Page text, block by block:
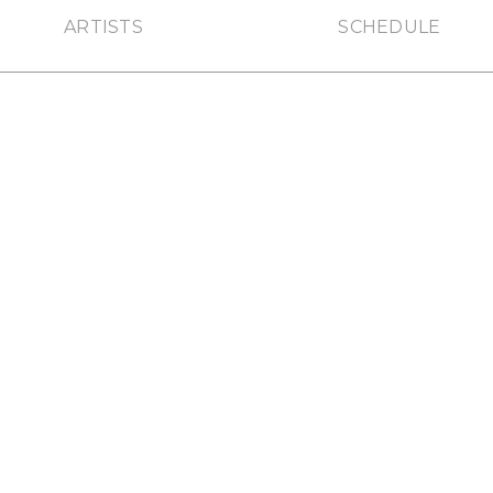
ARTISTS SCHEDULE